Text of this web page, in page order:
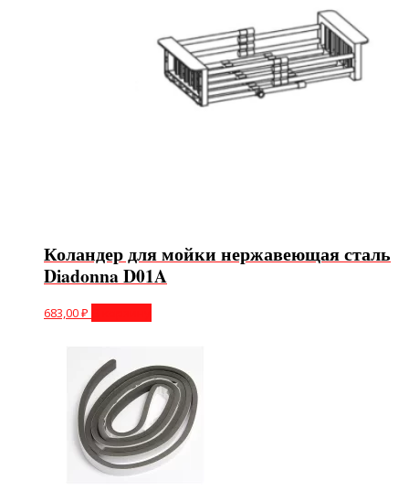
Коландер для мойки нержавеющая сталь
Diadonna D01A
683,00₽